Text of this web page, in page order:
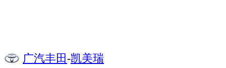
广汽丰田 -凯美瑞